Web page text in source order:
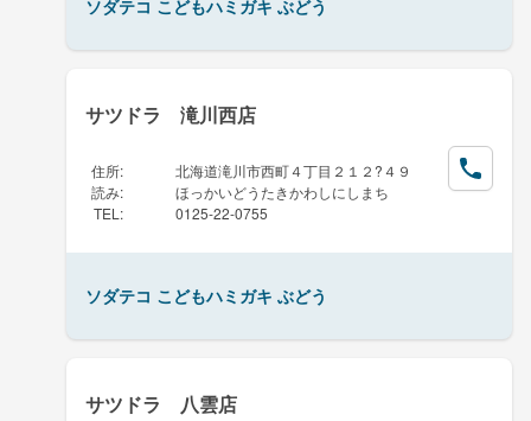
ソダテコ こどもハミガキ ぶどう
サツドラ 滝川西店
住所:
北海道滝川市西町４丁目２１２?４９
読み:
ほっかいどうたきかわしにしまち
TEL : 0125-22-0755
ソダテコ こどもハミガキ ぶどう
サツドラ 八雲店